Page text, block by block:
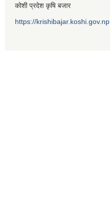
कोशी प्रदेश कृषि बजार
https://krishibajar.koshi.gov.np